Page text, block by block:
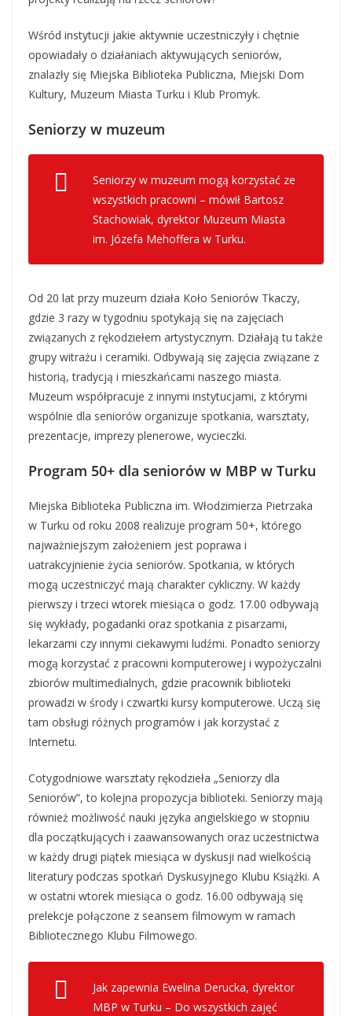
Wśród instytucji jakie aktywnie uczestniczyły i chętnie
opowiadały o działaniach aktywujących seniorów,
znalazły się Miejska Biblioteka Publiczna, Miejski Dom
Kultury, Muzeum Miasta Turku i Klub Promyk.
Seniorzy w muzeum
Seniorzy w muzeum mogą korzystać ze
wszystkich pracowni – mówił Bartosz
Stachowiak, dyrektor Muzeum Miasta
im. Józefa Mehoffera w Turku.
Od 20 lat przy muzeum działa Koło Seniorów Tkaczy,
gdzie 3 razy w tygodniu spotykają się na zajęciach
związanych z rękodziełem artystycznym. Działają tu także
grupy witrażu i ceramiki. Odbywają się zajęcia związane z
historią, tradycją i mieszkańcami naszego miasta.
Muzeum współpracuje z innymi instytucjami, z którymi
wspólnie dla seniorów organizuje spotkania, warsztaty,
prezentacje, imprezy plenerowe, wycieczki.
Program 50+ dla seniorów w MBP w Turku
Miejska Biblioteka Publiczna im. Włodzimierza Pietrzaka
w Turku od roku 2008 realizuje program 50+, którego
najważniejszym założeniem jest poprawa i
uatrakcyjnienie życia seniorów. Spotkania, w których
mogą uczestniczyć mają charakter cykliczny. W każdy
pierwszy i trzeci wtorek miesiąca o godz. 17.00 odbywają
się wykłady, pogadanki oraz spotkania z pisarzami,
lekarzami czy innymi ciekawymi ludźmi. Ponadto seniorzy
mogą korzystać z pracowni komputerowej i wypożyczalni
zbiorów multimedialnych, gdzie pracownik biblioteki
prowadzi w środy i czwartki kursy komputerowe. Uczą się
tam obsługi różnych programów i jak korzystać z
Internetu.
Cotygodniowe warsztaty rękodzieła „Seniorzy dla
Seniorów”, to kolejna propozycja biblioteki. Seniorzy mają
również możliwość nauki języka angielskiego w stopniu
dla początkujących i zaawansowanych oraz uczestnictwa
w każdy drugi piątek miesiąca w dyskusji nad wielkością
literatury podczas spotkań Dyskusyjnego Klubu Książki. A
w ostatni wtorek miesiąca o godz. 16.00 odbywają się
prelekcje połączone z seansem filmowym w ramach
Bibliotecznego Klubu Filmowego.
Jak zapewnia Ewelina Derucka, dyrektor
MBP w Turku – Do wszystkich zajęć